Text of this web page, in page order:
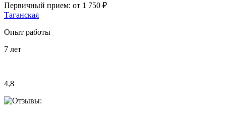
Первичный прием: от 1 750 ₽
Таганская
Опыт работы
7 лет
4,8